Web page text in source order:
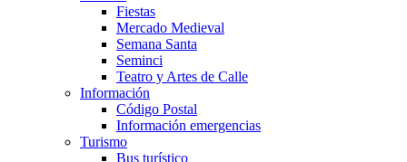
Fiestas
Mercado Medieval
Semana Santa
Seminci
Teatro y Artes de Calle
Información
Código Postal
Información emergencias
Turismo
Bus turístico